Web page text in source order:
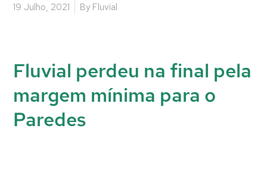
19 Julho, 2021 By Fluvial
Fluvial perdeu na final pela
margem mínima para o
Paredes